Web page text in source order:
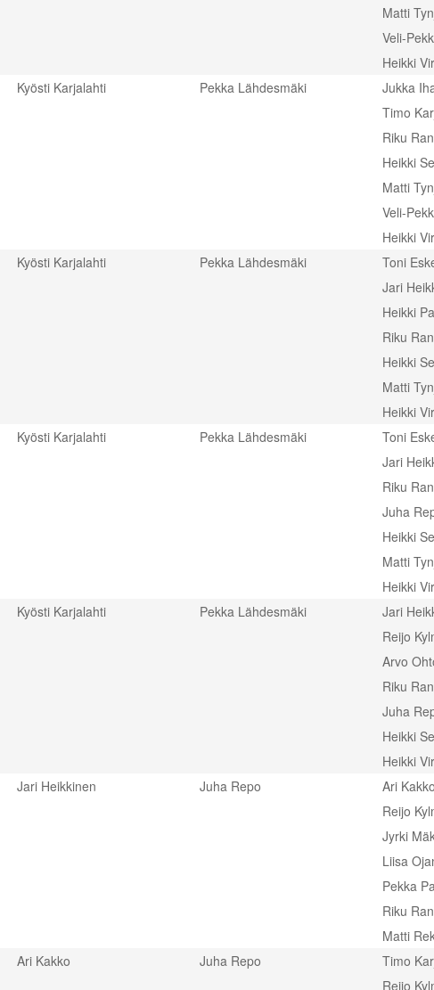
Matti
Veli-
Heikki
Kyösti Karjalahti Pekka Lähdesmäki
Jukka
Timo
Riku
Heikki
Matti
Veli-
Heikki
Kyösti Karjalahti Pekka Lähdesmäki
Toni
Jari
Heikki
Riku
Heikki
Matti
Heikki
Kyösti Karjalahti Pekka Lähdesmäki
Toni
Jari
Riku
Juha
Heikki
Matti
Heikki
Kyösti Karjalahti Pekka Lähdesmäki
Jari
Reijo
Arvo
Riku
Juha
Heikki
Heikki
Jari Heikkinen Juha Repo
Ari
Reijo
Jyrki
Liisa
Pekka
Riku
Matti
Ari Kakko Juha Repo
Timo
Reijo